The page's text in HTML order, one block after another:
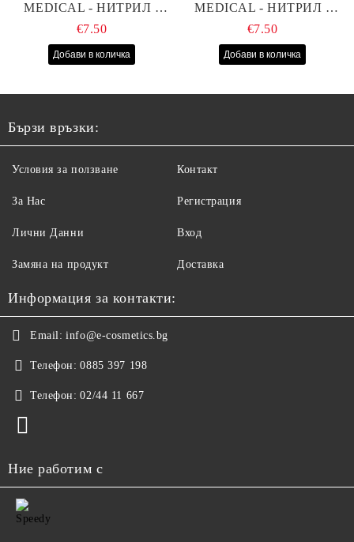
MEDICAL - НИТРИЛ -
РОЗОВИ - S - 100БР
€7.50
MEDICAL - НИТРИЛ -
ЧЕРНИ - S - 100БР
€7.50
Бързи връзки:
Условия за ползване
За Нас
Лични Данни
Замяна на продукт
Контакт
Регистрация
Вход
Доставка
Информация за контакти:
Email: info@e-cosmetics.bg
Телефон: 0885 397 198
Телефон: 02/44 11 667
Ние работим с